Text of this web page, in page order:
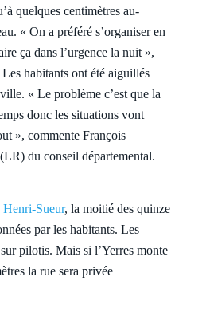
quelques centimètres au-
« On a préféré s’organiser en
ça dans l’urgence la nuit »,
habitants ont été aiguillés
« Le problème c’est que la
donc les situations vont
», commente François
du conseil départemental.
Sueur, la moitié des quinze
par les habitants. Les
pilotis. Mais si l’Yerres monte
la rue sera privée